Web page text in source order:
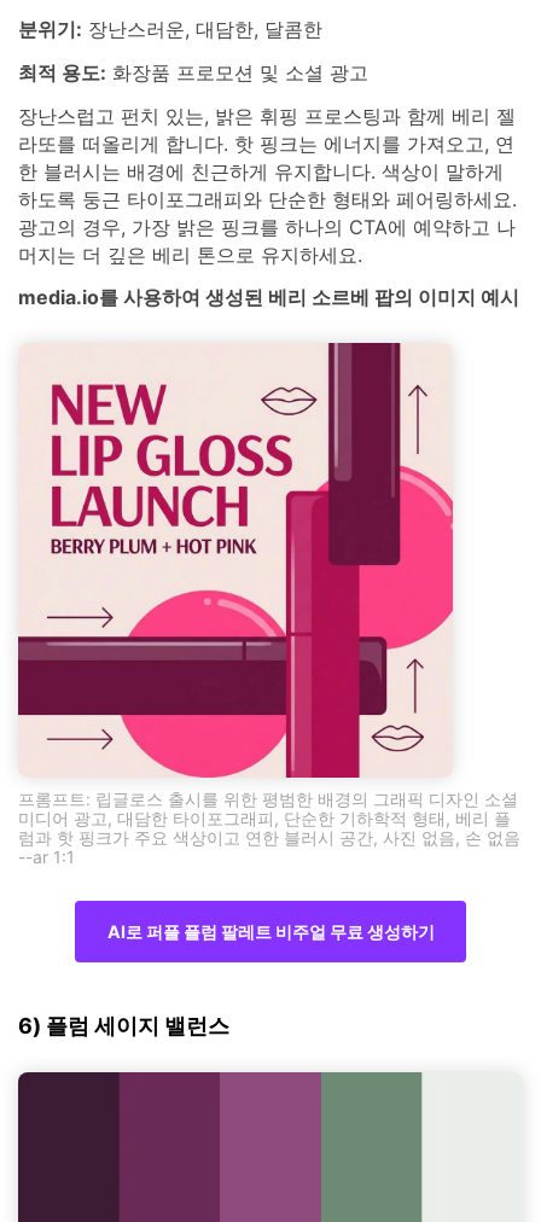
분위기: 장난스러운, 대담한, 달콤한
최적 용도: 화장품 프로모션 및 소셜 광고
장난스럽고 펀치 있는, 밝은 휘핑 프로스팅과 함께 베리 젤
라또를 떠올리게 합니다. 핫 핑크는 에너지를 가져오고, 연
한 블러시는 배경에 친근하게 유지합니다. 색상이 말하게
하도록 둥근 타이포그래피와 단순한 형태와 페어링하세요.
광고의 경우, 가장 밝은 핑크를 하나의 CTA에 예약하고 나
머지는 더 깊은 베리 톤으로 유지하세요.
media.io를 사용하여 생성된 베리 소르베 팝의 이미지 예시
프롬프트: 립글로스 출시를 위한 평범한 배경의 그래픽 디자인 소셜
미디어 광고, 대담한 타이포그래피, 단순한 기하학적 형태, 베리 플
럼과 핫 핑크가 주요 색상이고 연한 블러시 공간, 사진 없음, 손 없음
--ar 1:1
AI로 퍼플 플럼 팔레트 비주얼 무료 생성하기
6) 플럼 세이지 밸런스